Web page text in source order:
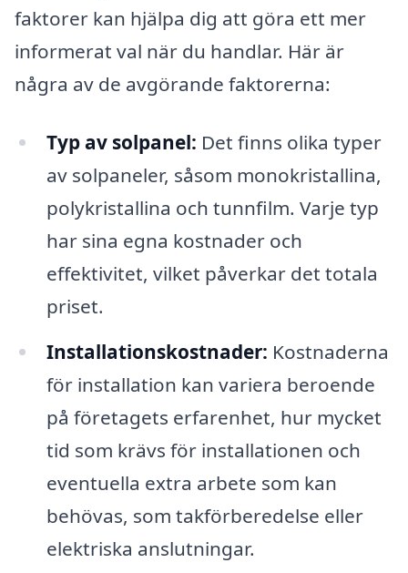
faktorer kan hjälpa dig att göra ett mer
informerat val när du handlar. Här är
några av de avgörande faktorerna:
Typ av solpanel: Det finns olika typer
av solpaneler, såsom monokristallina,
polykristallina och tunnfilm. Varje typ
har sina egna kostnader och
effektivitet, vilket påverkar det totala
priset.
Installationskostnader: Kostnaderna
för installation kan variera beroende
på företagets erfarenhet, hur mycket
tid som krävs för installationen och
eventuella extra arbete som kan
behövas, som takförberedelse eller
elektriska anslutningar.